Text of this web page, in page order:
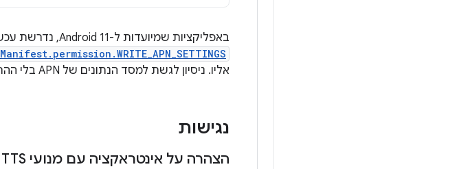
באפליקציות שמיועדות ל-Android 11, נדרשת עכשיו הרשאת גישה מיוחדת
Manifest.permission.WRITE_APN_SETTINGS
אליו. ניסיון לגשת למסד הנתונים של APN בלי ההרשאה הזו יוצר חריגת אבטחה.
נגישות
הצהרה על אינטראקציה עם מנועי TTS בקובץ המניפסט